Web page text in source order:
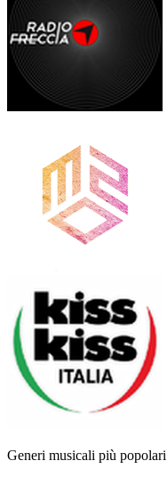
Generi musicali più popolari